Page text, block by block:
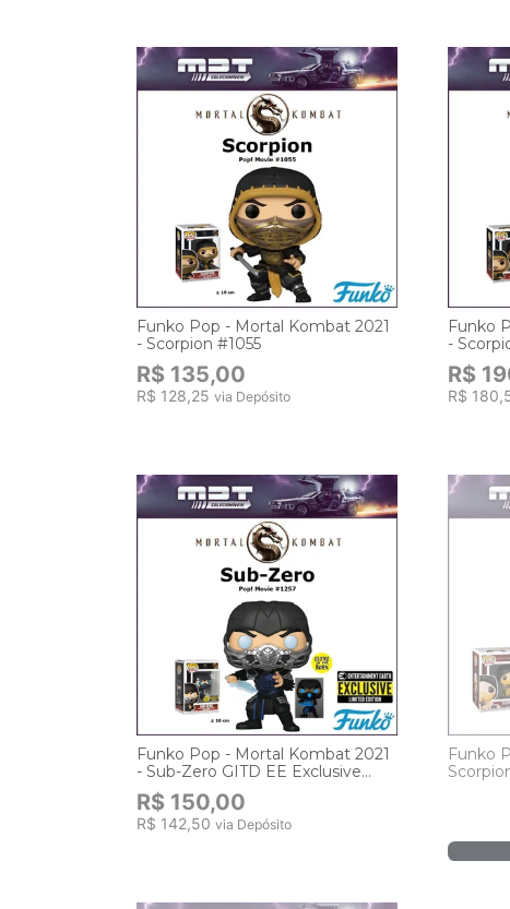
Funko Pop - Mortal Kombat 2021
- Scorpion #1055
R$ 135,00
R$ 128,25 via Depósito
Funko
-
R$
R$
Funko Pop - Mortal Kombat 2021
- Sub-Zero GITD EE Exclusive
#1057
R$ 150,00
R$ 142,50 via Depósito
Funko